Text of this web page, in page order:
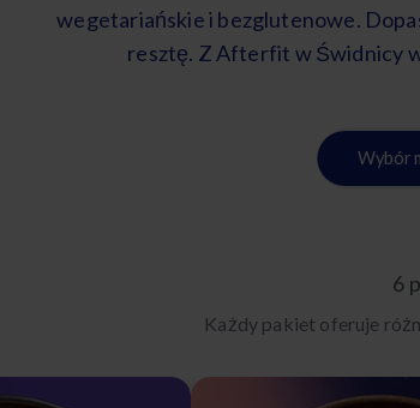
wegetariańskie i bezglutenowe.
resztę. Z Afterfit w Świdnicy
Wybór
6
Każdy pakiet oferuje